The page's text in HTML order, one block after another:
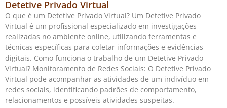
Detetive Privado Virtual
O que é um Detetive Privado Virtual? Um Detetive Privado
Virtual é um profissional especializado em investigações
realizadas no ambiente online, utilizando ferramentas e
técnicas específicas para coletar informações e evidências
digitais. Como funciona o trabalho de um Detetive Privado
Virtual? Monitoramento de Redes Sociais: O Detetive Privado
Virtual pode acompanhar as atividades de um indivíduo em
redes sociais, identificando padrões de comportamento,
relacionamentos e possíveis atividades suspeitas.